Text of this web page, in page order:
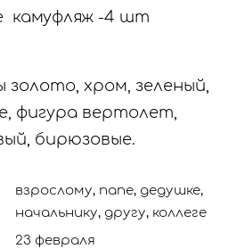
камуфляж -4 шт
золото, хром, зеленый,
фигура вертолет,
бирюзовые.
взрослому, папе, дедушке,
начальнику, другу, коллеге
23 февраля